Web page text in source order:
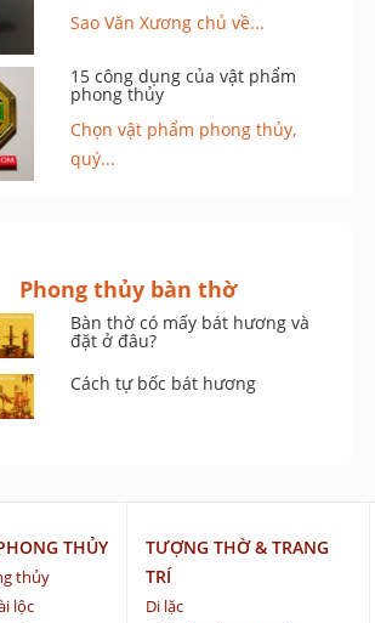
Sao Văn Xương chủ về...
15 công dụng của vật phẩm
phong thủy
Chọn vật phẩm phong thủy,
quý...
Phong thủy bàn thờ
Bàn thờ có mấy bát hương và
đặt ở đâu?
Cách tự bốc bát hương
THỦY
thủy
lộc
TƯỢNG THỜ & TRANG
TRÍ
Di lặc